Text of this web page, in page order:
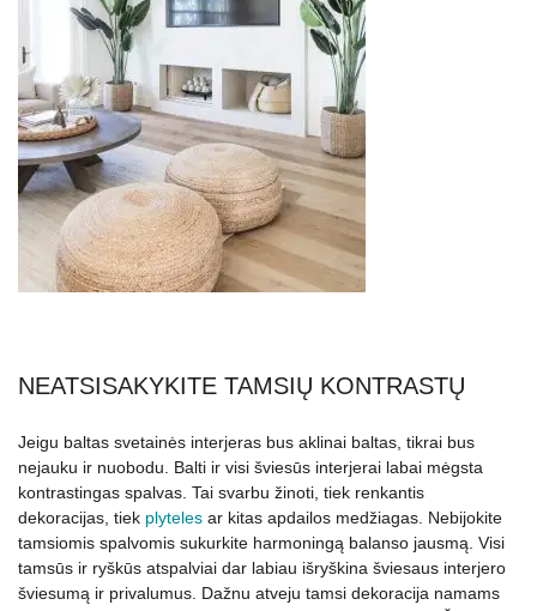
NEATSISAKYKITE TAMSIŲ KONTRASTŲ
Jeigu baltas svetainės interjeras bus aklinai baltas, tikrai bus
nejauku ir nuobodu. Balti ir visi šviesūs interjerai labai mėgsta
kontrastingas spalvas. Tai svarbu žinoti, tiek renkantis
dekoracijas, tiek plyteles ar kitas apdailos medžiagas. Nebijokite
tamsiomis spalvomis sukurkite harmoningą balanso jausmą. Visi
tamsūs ir ryškūs atspalviai dar labiau išryškina šviesaus interjero
šviesumą ir privalumus. Dažnu atveju tamsi dekoracija namams